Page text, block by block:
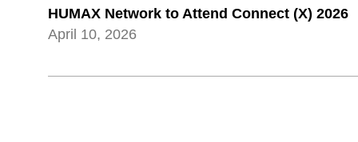
HUMAX Network to Attend Connect (X) 2026
April 10, 2026